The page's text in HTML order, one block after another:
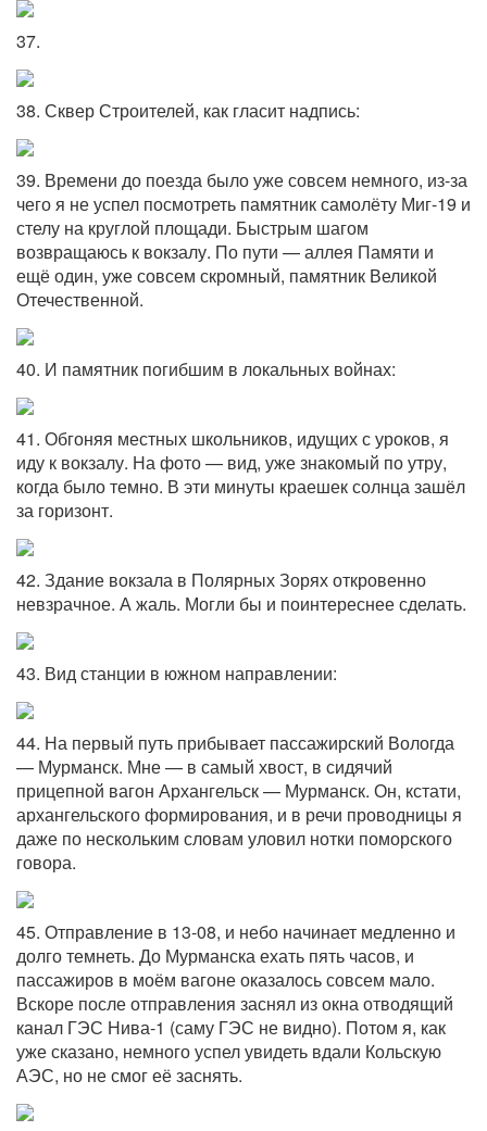
37.
38. Сквер Строителей, как гласит надпись:
39. Времени до поезда было уже совсем немного, из-за
чего я не успел посмотреть памятник самолёту Миг-19 и
стелу на круглой площади. Быстрым шагом
возвращаюсь к вокзалу. По пути — аллея Памяти и
ещё один, уже совсем скромный, памятник Великой
Отечественной.
40. И памятник погибшим в локальных войнах:
41. Обгоняя местных школьников, идущих с уроков, я
иду к вокзалу. На фото — вид, уже знакомый по утру,
когда было темно. В эти минуты краешек солнца зашёл
за горизонт.
42. Здание вокзала в Полярных Зорях откровенно
невзрачное. А жаль. Могли бы и поинтереснее сделать.
43. Вид станции в южном направлении:
44. На первый путь прибывает пассажирский Вологда
— Мурманск. Мне — в самый хвост, в сидячий
прицепной вагон Архангельск — Мурманск. Он, кстати,
архангельского формирования, и в речи проводницы я
даже по нескольким словам уловил нотки поморского
говора.
45. Отправление в 13-08, и небо начинает медленно и
долго темнеть. До Мурманска ехать пять часов, и
пассажиров в моём вагоне оказалось совсем мало.
Вскоре после отправления заснял из окна отводящий
канал ГЭС Нива-1 (саму ГЭС не видно). Потом я, как
уже сказано, немного успел увидеть вдали Кольскую
АЭС, но не смог её заснять.